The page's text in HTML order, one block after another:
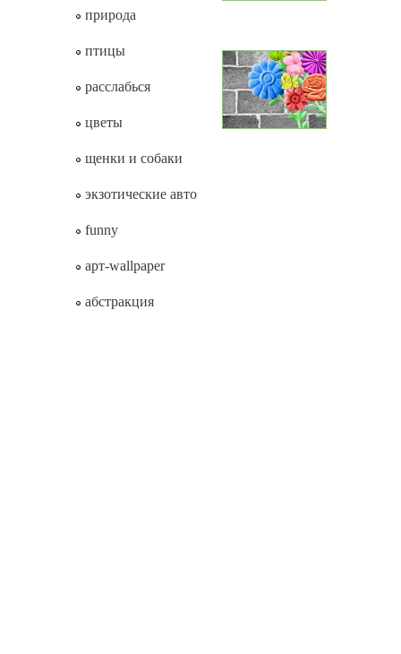
природа
птицы
расслабься
цветы
щенки и собаки
экзотические авто
funny
арт-wallpaper
абстракция